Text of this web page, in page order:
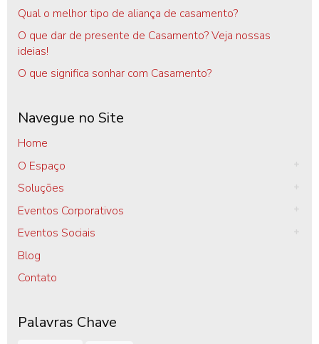
Qual o melhor tipo de aliança de casamento?
O que dar de presente de Casamento? Veja nossas
ideias!
O que significa sonhar com Casamento?
Navegue no Site
Home
O Espaço
Soluções
Eventos Corporativos
Eventos Sociais
Blog
Contato
Palavras Chave